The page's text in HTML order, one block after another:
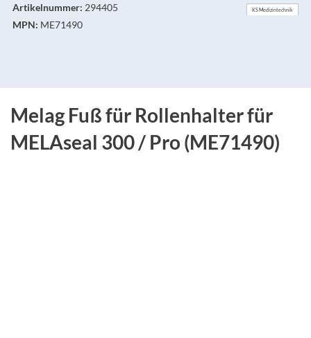
Artikelnummer: 294405
MPN: ME71490
KS Medizintechnik
Melag Fuß für Rollenhalter für
MELAseal 300 / Pro (ME71490)